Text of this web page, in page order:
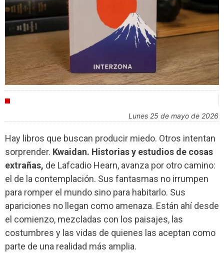
lunes 25 de mayo de 2026
Hay libros que buscan producir miedo. Otros intentan
sorprender. Kwaidan. Historias y estudios de cosas
extrañas, de Lafcadio Hearn, avanza por otro camino:
el de la contemplación. Sus fantasmas no irrumpen
para romper el mundo sino para habitarlo. Sus
apariciones no llegan como amenaza. Están ahí desde
el comienzo, mezcladas con los paisajes, las
costumbres y las vidas de quienes las aceptan como
parte de una realidad más amplia.